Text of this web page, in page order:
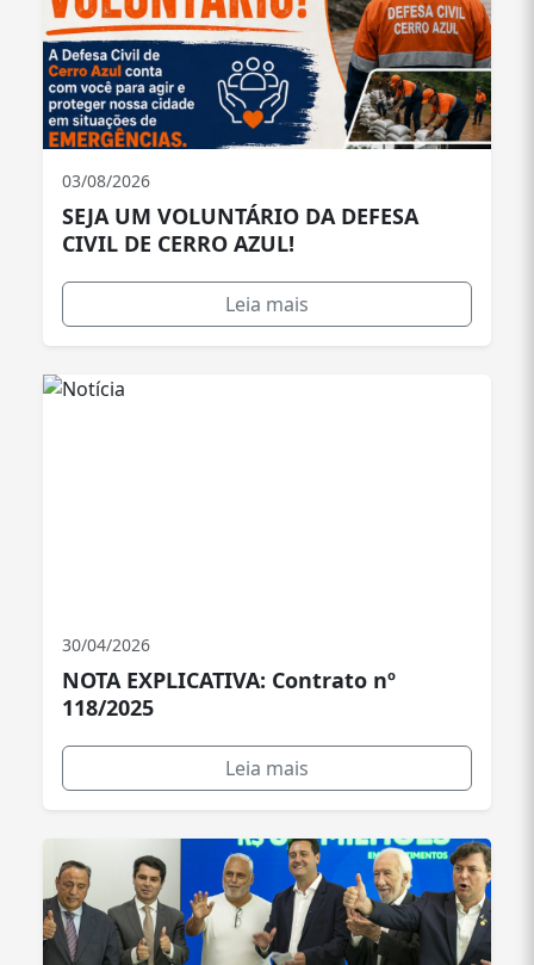
03/08/2026
SEJA UM VOLUNTÁRIO DA DEFESA
CIVIL DE CERRO AZUL!
Leia mais
30/04/2026
NOTA EXPLICATIVA: Contrato nº
118/2025
Leia mais